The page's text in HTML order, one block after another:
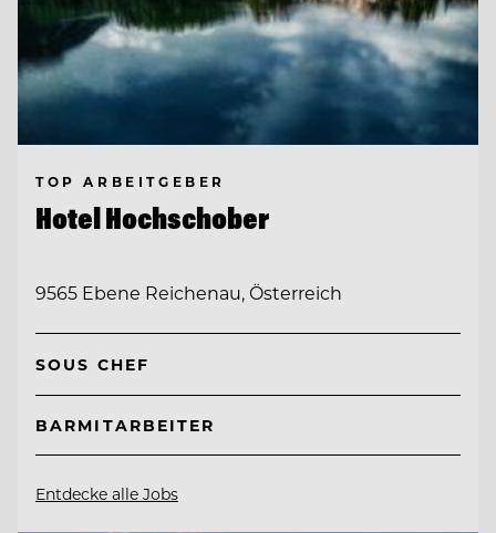
TOP ARBEITGEBER
Hotel Hochschober
9565 Ebene Reichenau, Österreich
SOUS CHEF
BARMITARBEITER
Entdecke alle Jobs